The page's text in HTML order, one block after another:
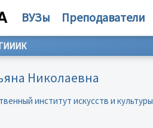
ВУЗы Преподаватели
Николаевна
институт искусств и культуры